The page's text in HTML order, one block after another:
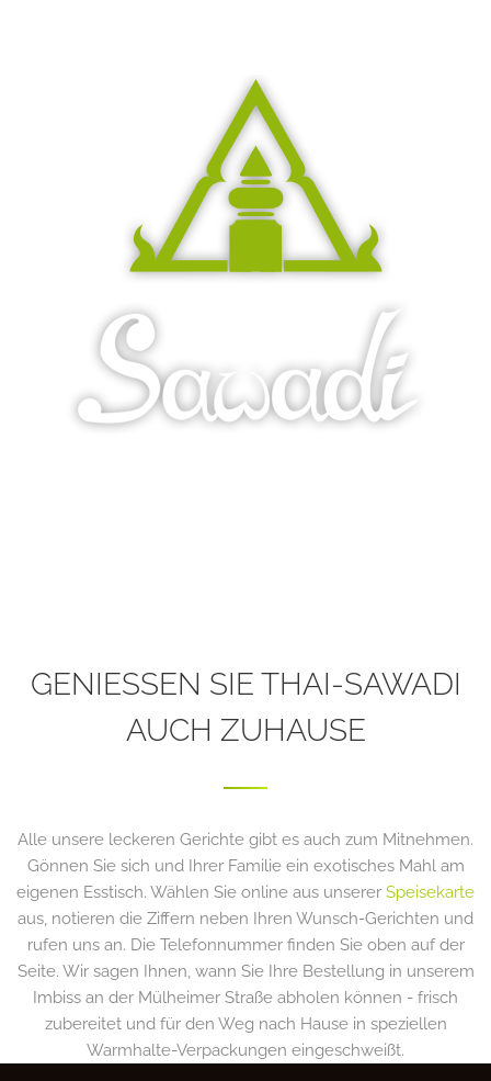
GENIESSEN SIE THAI-SAWADI A
UCH ZUHAUSE
Alle unsere leckeren Gerichte gibt es auch zum Mitnehmen.
Gönnen Sie sich und Ihrer Familie ein exotisches Mahl am
eigenen Esstisch. Wählen Sie online aus unserer Speisekarte
aus, notieren die Ziffern neben Ihren Wunsch-Gerichten und
rufen uns an. Die Telefonnummer finden Sie oben auf der
Seite. Wir sagen Ihnen, wann Sie Ihre Bestellung in unserem
Imbiss an der Mülheimer Straße abholen können - frisch
zubereitet und für den Weg nach Hause in speziellen
Warmhalte-Verpackungen eingeschweißt.